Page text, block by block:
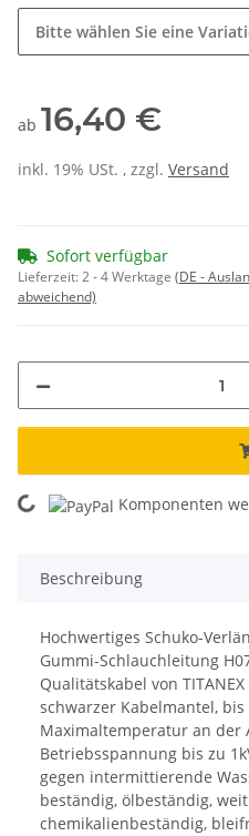
Bitte wählen Sie eine
ab 16,40 €
inkl. 19% USt. , zzgl. Versand
Sofort verfügbar
Lieferzeit:2 - 4 Werktage (DE -
abweichend)
Loading... Komponenten
Beschreibung
Hochwertiges Schuko-
Gummi-Schlauchleitung
Qualitätskabel von
schwarzer Kabelmantel, bis
Maximaltemperatur an der
Betriebsspannung bis zu
gegen intermittierende
beständig, ölbeständig,
chemikalienbeständig,